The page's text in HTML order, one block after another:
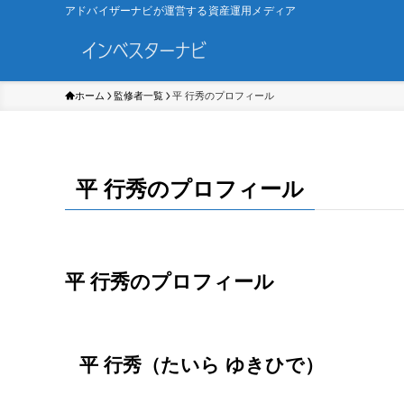
アドバイザーナビが運営する資産運用メディア
ホーム 監修者一覧 平 行秀のプロフィール
平 行秀のプロフィール
平 行秀のプロフィール
平 行秀（たいら ゆきひで）